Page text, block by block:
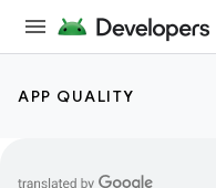
APP QUALITY